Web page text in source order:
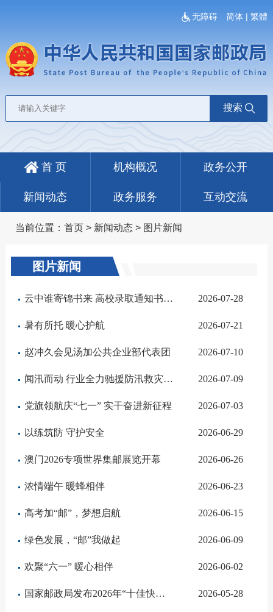
无障碍 简体 |繁體
搜索
首 页 机构概况 政务公开
新闻动态 政务服务 互动交流
当前位置： 首页> 新闻动态> 图片新闻
图片新闻
云中谁寄锦书来 高校录取通知书陆续投递 2026-07-28
暑有所托 暖心护航 2026-07-21
赵冲久会见汤加公共企业部代表团 2026-07-10
闻汛而动 行业全力驰援防汛救灾一线 2026-07-09
党旗领航庆“七一” 实干奋进新征程 2026-07-03
以练筑防 守护安全 2026-06-29
澳门2026专项世界集邮展览开幕 2026-06-26
浓情端午 暖蜂相伴 2026-06-23
高考加“邮”，梦想启航 2026-06-15
绿色发展，“邮”我做起 2026-06-09
欢聚“六一” 暖心相伴 2026-06-02
国家邮政局发布2026年“十佳快递员”事迹 2026-05-28